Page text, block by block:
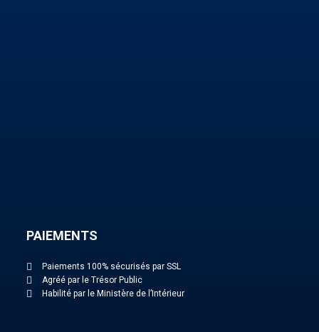
PAIEMENTS
Paiements 100% sécurisés par SSL
Agréé par le Trésor Public
Habilité par le Ministère de l’Intérieur